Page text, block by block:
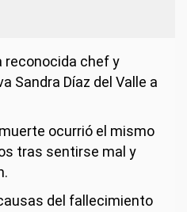
reconocida chef y
Sandra Díaz del Valle a
ocurrió el mismo
tras sentirse mal y
del fallecimiento